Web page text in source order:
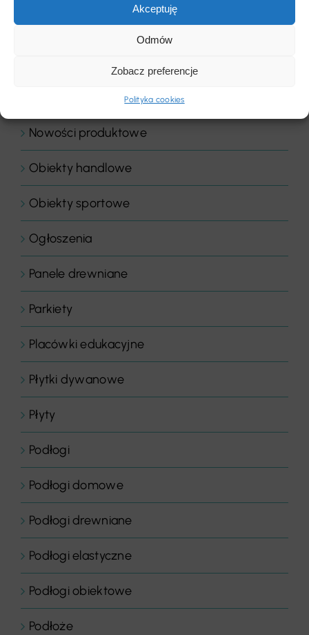
Akceptuję
Odmów
Zobacz preferencje
Polityka cookies
Listwy podłogowe
Nowości produktowe
Obiekty handlowe
Obiekty sportowe
Ogłoszenia
Panele drewniane
Parkiety
Placówki edukacyjne
Płytki dywanowe
Płyty
Podłogi
Podłogi domowe
Podłogi drewniane
Podłogi elastyczne
Podłogi obiektowe
Podłoże